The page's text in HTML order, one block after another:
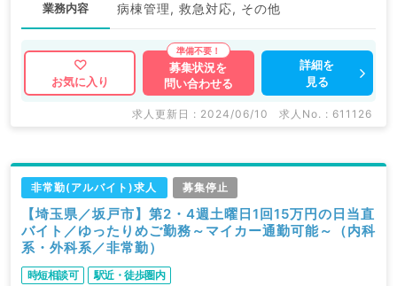
業務内容 病棟管理, 救急対応, その他
お気に入り
募集状況を
問い合わせる
詳細を
見る
求人更新日 : 2024/06/10 求人No. : 611126
非常勤(アルバイト)求人 募集停止
【埼玉県／坂戸市】第2・4週土曜日1回15万円の日当直
バイト／ゆったりめご勤務～マイカー通勤可能～（内科
系・外科系／非常勤）
時短相談可 駅近・徒歩圏内